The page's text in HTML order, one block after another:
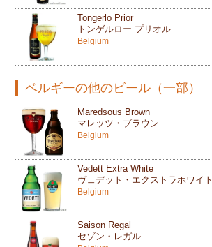
Tongerlo Prior
トンゲルロー プリオル
Belgium
ベルギーの他のビール（一部）
Maredsous Brown
マレッツ・ブラウン
Belgium
Vedett Extra White
ヴェデット・エクストラホワイト
Belgium
Saison Regal
セゾン・レガル